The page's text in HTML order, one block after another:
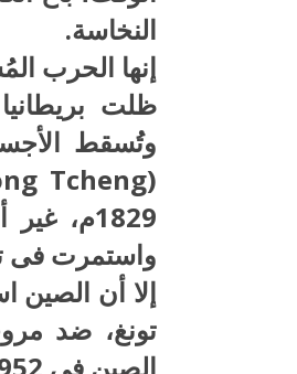
النخاسة.
إنها الحرب
ظلت
وتُسقط
1829م،
واستمرت فى
إلا أن الصين
تونغ، ضد